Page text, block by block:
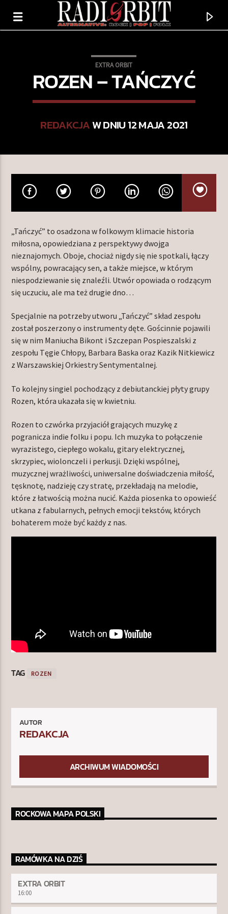
TERAZ GRAMY
REMIND ME TO FORGET YOU
TERAZ W RAMÓWCE
INDIE ORBIT
14:00 16:00
NASTĘPNIE W RAMÓWCE
EXTRA ORBIT
16:00 18:00
EXTRA ORBIT
ROZEN – TAŃCZYĆ
REDAKCJAW DNIU 12 MAJA 2021
„Tańczyć” to osadzona w folkowym klimacie historia
miłosna, opowiedziana z perspektywy dwojga
nieznajomych. Oboje, chociaż nigdy się nie spotkali, łączy
wspólny, powracający sen, a także miejsce, w którym
niespodziewanie się znaleźli. Utwór opowiada o rodzącym
się uczuciu, ale ma też drugie dno…
Specjalnie na potrzeby utworu „Tańczyć” skład zespołu
został poszerzony o instrumenty dęte. Gościnnie pojawili
się w nim Maniucha Bikont i Szczepan Pospieszalski z
zespołu Tęgie Chłopy, Barbara Baska oraz Kazik Nitkiewicz
z Warszawskiej Orkiestry Sentymentalnej.
To kolejny singiel pochodzący z debiutanckiej płyty grupy
Rozen, która ukazała się w kwietniu.
Rozen to czwórka przyjaciół grających muzykę z
pogranicza indie folku i popu. Ich muzyka to połączenie
wyrazistego, ciepłego wokalu, gitary elektrycznej,
skrzypiec, wiolonczeli i perkusji. Dzięki wspólnej,
muzycznej wrażliwości, uniwersalne doświadczenia miłość,
tęsknotę, nadzieję czy stratę, przekładają na melodie,
które z łatwością można nucić. Każda piosenka to opowieść
utkana z fabularnych, pełnych emocji tekstów, których
bohaterem może być każdy z nas.
TAG ROZEN
AUTOR
REDAKCJA
ARCHIWUM WIADOMOŚCI
ROCKOWA MAPA POLSKI
RAMÓWKA NA DZIŚ
EXTRA ORBIT
16:00